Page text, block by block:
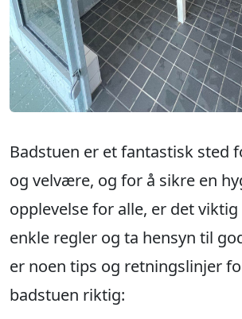
Badstuen er et fantastisk sted
og velvære, og for å sikre en
opplevelse for alle, er det
enkle regler og ta hensyn til
er noen tips og retningslinjer
badstuen riktig: